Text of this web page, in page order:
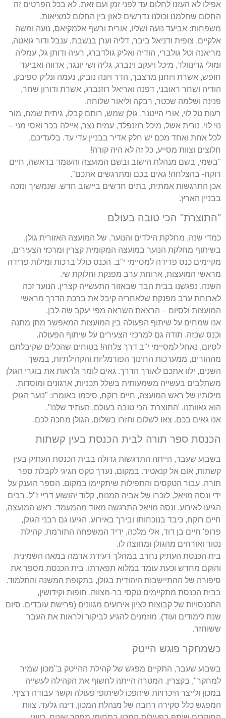
אפילו לא העזנו לחלום עד לפני זמן ועם זאת, לא בכל הפרטים זה
החלום שחלמנו וכולנו נדרשים לאזן בין החלום למציאות.
משפחות: אביעד נועה ושליו, אורית ורשף אלמקיאס, נועה ומשה
אלקיים, צופית ודניאל ביבר, דליה וערן בנשבת, ענבל ודור גואטה,
מריאנה וטל גולברי, הודיה ואליק גולדברג, רעיה ודותן גל, עמליה
ומולי גרינוולד, מיכל ויעקב וינברג, גליה ושי יונגר, אדווה ואביעד
חופש, אשרת ויוחנן מרצבך, הדר ויונה נוביק, נעמה ונליק ספיבק,
הודיה ושחר ראובני, דפנה ואריאל רוזנברג, אשרת ודורון שחר,
פנינה ושלמה שכטר, רבקה וליאור שלוחה.
רעות טל לוי, אורי הייטנר, גולן שמש, רותם קבלו, גיתית שמח, מור
נוי לוי, נורית אשל, מיכל רוזנפלד, עמית נצר, איילה בכר ואסי מני –
לכל אחת ואחד מכם יש חלק אדיר בבניין עדי עד. בלעדיכם,
חלוצים וצוות מסייע, כל זה לא היה קורה!
"בשמי, בשם מנהלת הישוב ובשם המועצה והעומד בראשה, חיים
רוקח- בהצלחה! גאים בכם ומתרגשים אתכם".
אכן התרגשות אמתית, בתים חדשים ביישוב חדש. שנמשיך ונזכה
בבניין הארץ.
"התוצרת" הכי טובה בעולם
כמדי שנה, מחלקת הילדים והנוער, של המועצה האזורית גולן,
בשיתוף מחלקת הנוער במועצה המקומית קצרין ומרכזי הצעירים,
מקיימים כנס פרידה למסיימי י"ב. הכנס כולל ברכות ומילות פרידה
מראשי המועצות, ארוחת ערב מפנקת וחלוקת שי.
השנה, נפגשנו בבית הבד שבאזור התעשייה קצרין. הנוער זכה
לארוחת ערב מפנקת שלאחריה קיבל את ברכת הדרך מראשי
המועצות ולסיום – הרצאת השראה מפי יעקב שה-לבן.
אנו שמחים על שיתוף הפעולה בין המועצות המאפשר מתן מתנה
וכנס שכזה. תודה גם למרכזי הצעירים על שיתוף הפעולה.
לסיום, נאחל למסיימי י"ב דרך צלחה! בטוחים שהכלים שקיבלתם
מההורים, ממערכות החינוך הפורמליות והקהילתיות, במשך
השנים, ילוו אתכם לאורך הדרך. גאים לומר ולראות את בוגרי הגולן
משתלבים בעשייה משמעותית בשלל תכניות, ארגונים ומוסדות.
מילותיו של ראש המועצה, חיים רוקח, סיכמו באומרו: "נוער הגולן
הוא גאוותנו. 'התוצרת' הכי טובה בעולם. העתיד שלנו".
אנו גאים בכם. צאו לשלום וחזרו בשלום. הגולן מחכה לכם.
הכנסת ספר תורה לבית הכנסת בעין קשתות
בשבוע שעבר, הייתה התרגשות גדולה בבית הכנסת העתיק בעין
קשתות, אום אל קנאטיר. במקום, נערך טקס חגיגי לקבלת ספר
תורה, עבור הטקסים והתפילות שיתקיימו במקום. הספר הוענק על
ידי ונסה מויאל, לזכרו של אביה המנוח, קלוד יהושוע דריי ז"ל. רבים
הגיעו לאירוע. ונסה מויאל התרגשה מאוד מהמעמד. ראש המועצה,
חיים רוקח, כיבד בנוכחותו ובירך באירוע. הגיעו גם רבני הגולן,
פרופ' חיים בן דוד, אלי מלכה, ידיד המשפחה התורמת, קהילת
נטור ואורחים מהגולן ומחוצה לו.
בית הכנסת העתיק נחרב במהלך רעידת אדמה במאה השמינית
והוקם מחדש וכעת עומד במלוא תפארתו. בית הכנסת מספר את
סיפורה של ההתיישבות היהודית בגולן, בתקופת המשנה והתלמוד.
בבית הכנסת מתקיימים טקסי בר-מצווה, חופות וקידושין,
התכנסויות של קבוצות לציון אירועים מגוונים (פרישת עובדים, סיום
שנת לימודים ועוד). מוזמנים להגיע לביקור ולראות את העבר
ששוחזר.
כשמחקר פוגש הייטק
בשבוע שעבר, התקיים מפגש של קהילת ההייטק ב"מכון שמיר
למחקר", בקצרין. המטרה הייתה לחשוף את הקהילה לעשייה
במכון ולייצר היכרויות שיהפכו לשיתופי פעולה וקשר עבודה רציף.
המפגש כלל סקירה רחבה של מנהלת המכון, דינה גלעד. צוות